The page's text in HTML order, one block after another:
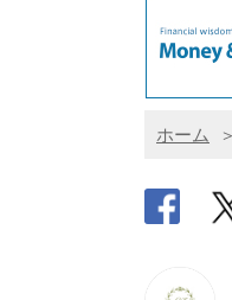
ホーム